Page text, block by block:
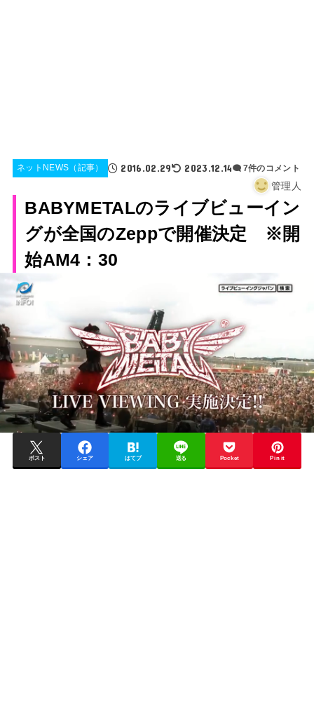
ネットNEWS（記事） 2016.02.29 2023.12.14 7件のコメント
管理人
BABYMETALのライブビューイン
グが全国のZeppで開催決定 ※開
始AM4：30
ポスト シェア はてブ 送る Pocket Pin it